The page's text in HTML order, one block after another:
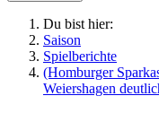
Du bist hier:
Saison
Spielberichte
(Homburger
Weiershagen